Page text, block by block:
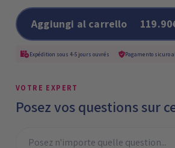
Aggiungi al carrello
Expédition sous 4-5 jours ouvrés Pagamento sicuro
VOTRE EXPERT
Posez vos questions sur